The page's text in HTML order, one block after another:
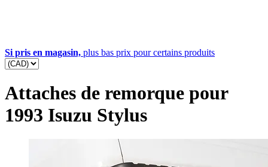
Si pris en magasin, plus bas prix pour certains produits
Attaches de remorque pour
1993 Isuzu Stylus